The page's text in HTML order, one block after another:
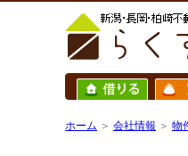
ホーム ＞ 会社情報 ＞ 物